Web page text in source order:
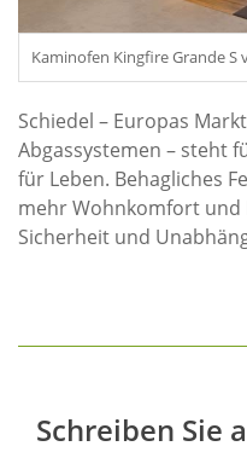
Kaminofen Kingfire Grande S
Schiedel – Europas
Abgassystemen – steht
für Leben. Behagliches
mehr Wohnkomfort
Sicherheit und
Schreiben Sie